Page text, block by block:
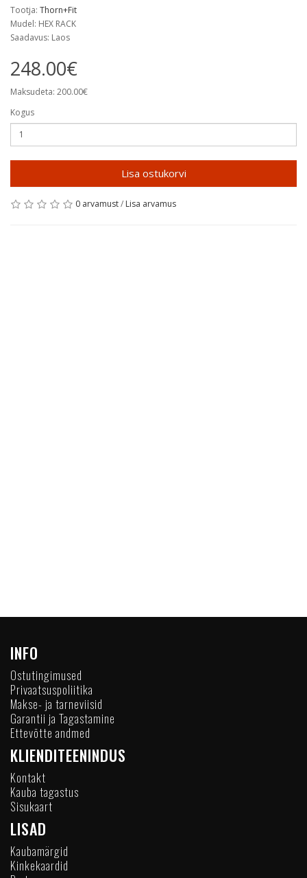
Tootja: Thorn+Fit
Mudel: HEX RACK
Saadavus: Laos
248.00€
Maksudeta: 200.00€
Kogus
Lisa ostukorvi
0 arvamust/ Lisa arvamus
INFO
Ostutingimused
Privaatsuspoliitika
Makse- ja tarneviisid
Garantii ja Tagastamine
Ettevõtte andmed
KLIENDITEENINDUS
Kontakt
Kauba tagastus
Sisukaart
LISAD
Kaubamärgid
Kinkekaardid